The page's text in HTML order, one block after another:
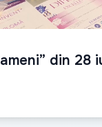
din 28